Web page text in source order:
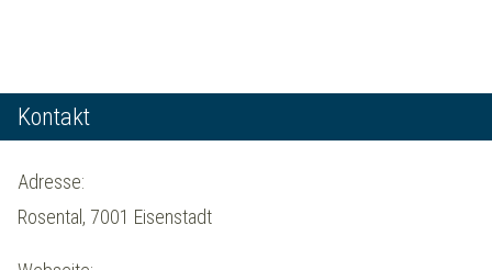
Kontakt
Adresse:
Rosental, 7001 Eisenstadt